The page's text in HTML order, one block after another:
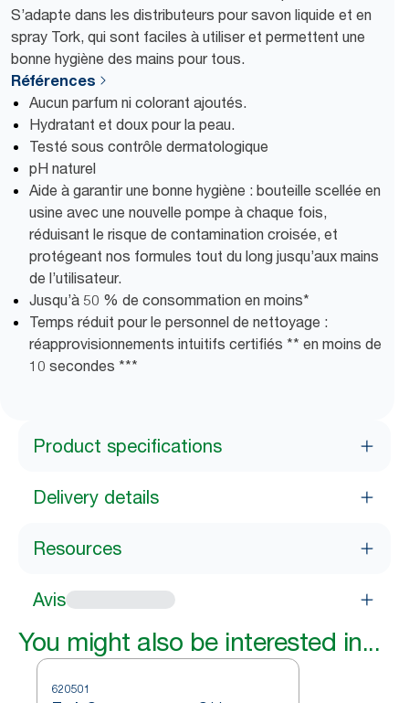
S’adapte dans les distributeurs pour savon liquide et en
spray Tork, qui sont faciles à utiliser et permettent une
bonne hygiène des mains pour tous.
Références
Aucun parfum ni colorant ajoutés.
Hydratant et doux pour la peau.
Testé sous contrôle dermatologique
pH naturel
Aide à garantir une bonne hygiène : bouteille scellée en
usine avec une nouvelle pompe à chaque fois,
réduisant le risque de contamination croisée, et
protégeant nos formules tout du long jusqu’aux mains
de l’utilisateur.
Jusqu’à 50 % de consommation en moins*
Temps réduit pour le personnel de nettoyage :
réapprovisionnements intuitifs certifiés ** en moins de
10 secondes ***
Product specifications
Delivery details
Resources
Avis
You might also be interested in...
620501